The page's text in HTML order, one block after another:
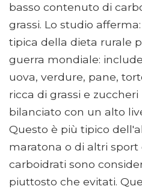
basso contenuto di
grassi. Lo studio
tipica della dieta rurale
guerra mondiale:
uova, verdure, pane,
ricca di grassi e zuccheri
bilanciato con un alto
Questo è più tipico
maratona o di altri sport
carboidrati sono
piuttosto che evitati.